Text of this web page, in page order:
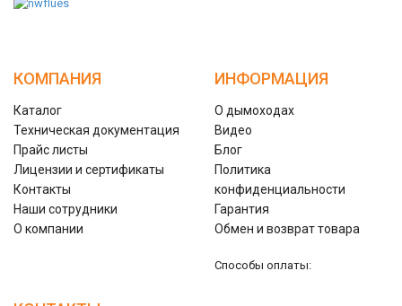
КОМПАНИЯ
Каталог
Техническая документация
Прайс листы
Лицензии и сертификаты
Контакты
Наши сотрудники
О компании
ИНФОРМАЦИЯ
О дымоходах
Видео
Блог
Политика
конфиденциальности
Гарантия
Обмен и возврат товара
Способы оплаты: